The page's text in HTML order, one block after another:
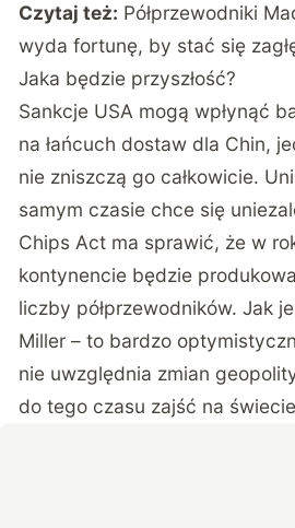
Czytaj też: Półprzewodniki
wyda fortunę, by stać się
Jaka będzie przyszłość?
Sankcje USA mogą wpłynąć
na łańcuch dostaw dla Chin,
nie zniszczą go całkowicie.
samym czasie chce się
Chips Act ma sprawić, że w
kontynencie będzie
liczby półprzewodników. Jak
Miller – to bardzo
nie uwzględnia zmian
do tego czasu zajść na